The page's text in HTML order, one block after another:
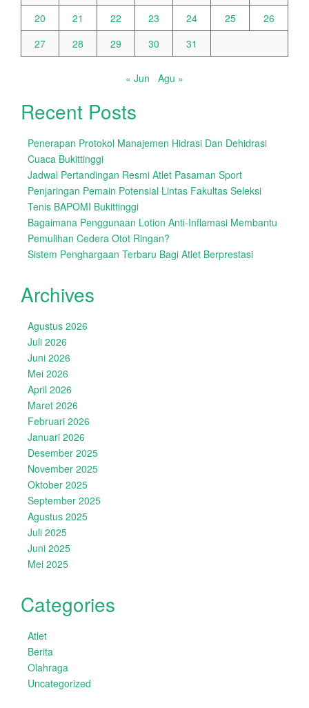
20
21 22 23 24 25
26
27
28 29 30 31
« Jun Agu »
Recent Posts
Penerapan Protokol Manajemen Hidrasi Dan Dehidrasi
Cuaca Bukittinggi
Jadwal Pertandingan Resmi Atlet Pasaman Sport
Penjaringan Pemain Potensial Lintas Fakultas Seleksi
Tenis BAPOMI Bukittinggi
Bagaimana Penggunaan Lotion Anti-Inflamasi Membantu
Pemulihan Cedera Otot Ringan?
Sistem Penghargaan Terbaru Bagi Atlet Berprestasi
Archives
Agustus 2026
Juli 2026
Juni 2026
Mei 2026
April 2026
Maret 2026
Februari 2026
Januari 2026
Desember 2025
November 2025
Oktober 2025
September 2025
Agustus 2025
Juli 2025
Juni 2025
Mei 2025
Categories
Atlet
Berita
Olahraga
Uncategorized